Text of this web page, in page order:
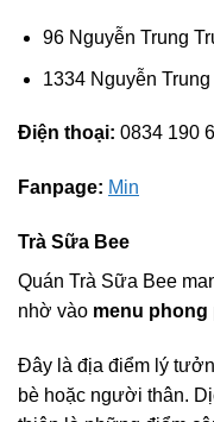
96 Nguyễn Trung
1334 Nguyễn
Điện thoại: 0834 190
Fanpage: Min
Trà Sữa Bee
Quán Trà Sữa Bee
nhờ vào menu phong
Đây là địa điểm lý
bè hoặc người thân.